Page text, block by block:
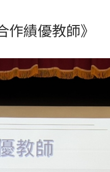
績優教師》